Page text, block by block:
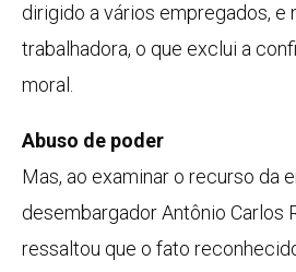
dirigido a vários empregados, e
trabalhadora, o que exclui a
moral.
Abuso de poder
Mas, ao examinar o recurso da
desembargador Antônio Carlos
ressaltou que o fato